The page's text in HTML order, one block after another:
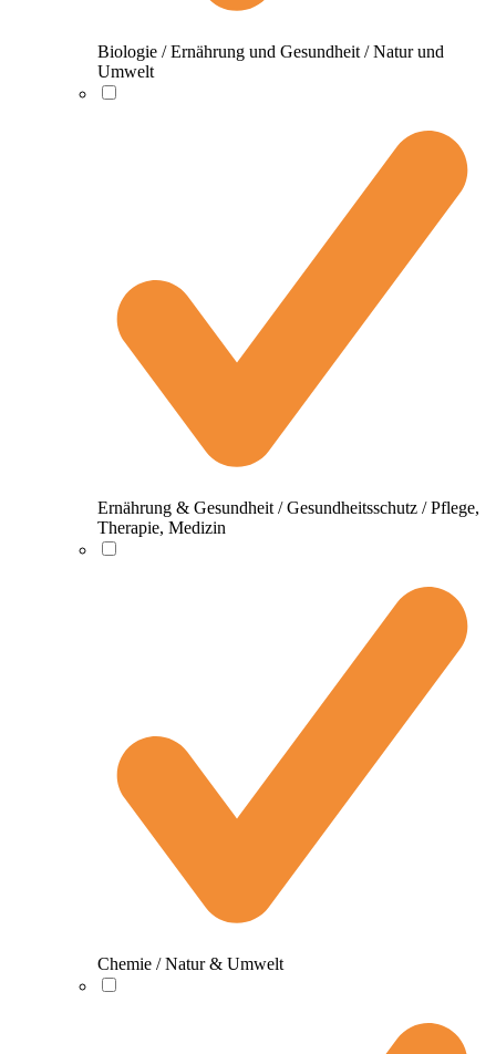
Biologie / Ernährung und Gesundheit / Natur und
Umwelt
Ernährung & Gesundheit / Gesundheitsschutz / Pflege,
Therapie, Medizin
Chemie / Natur & Umwelt